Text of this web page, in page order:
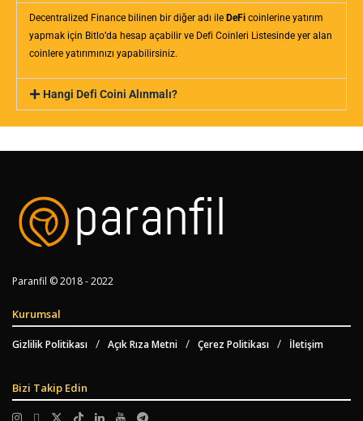
Decentralized Finance bilinen bir diğer adı ile DeFi coinlerine yatırım
yapmak için Bitlo’da hesap açabilir ve Defi Coinleri Listesinde yer alan
coinlere yatırımınızı yapabilirsiniz.
Hangi Defi Coini Alınmalı?
Paranfil © 2018 - 2022
Kurumsal
Gizlilik Politikası Açık Rıza Metni Çerez Politikası İletişim
Bizi Takip Edin